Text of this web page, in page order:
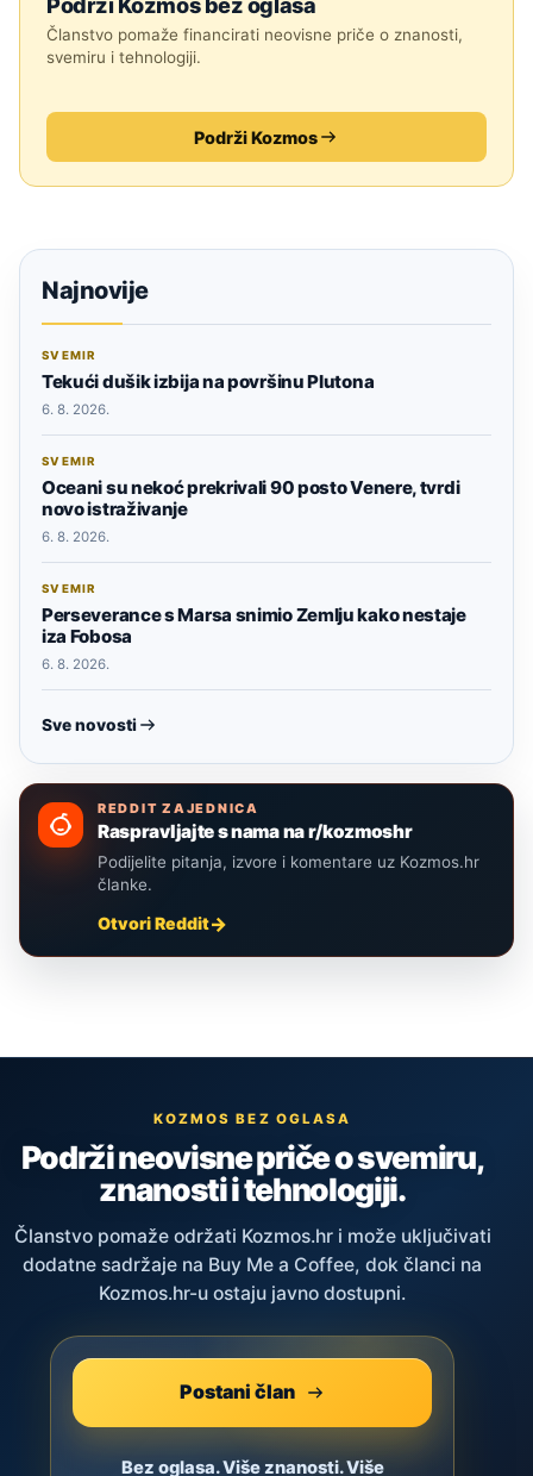
Podrži Kozmos bez oglasa
Članstvo pomaže financirati neovisne priče o znanosti,
svemiru i tehnologiji.
Podrži Kozmos
Najnovije
SVEMIR
Tekući dušik izbija na površinu Plutona
6. 8. 2026.
SVEMIR
Oceani su nekoć prekrivali 90 posto Venere, tvrdi
novo istraživanje
6. 8. 2026.
SVEMIR
Perseverance s Marsa snimio Zemlju kako nestaje
iza Fobosa
6. 8. 2026.
Sve novosti
REDDIT ZAJEDNICA
Raspravljajte s nama na r/kozmoshr
Podijelite pitanja, izvore i komentare uz Kozmos.hr
članke.
Otvori Reddit
KOZMOS BEZ OGLASA
Podrži neovisne priče o svemiru,
znanosti i tehnologiji.
Članstvo pomaže održati Kozmos.hr i može uključivati
dodatne sadržaje na Buy Me a Coffee, dok članci na
Kozmos.hr-u ostaju javno dostupni.
Postani član
Bez oglasa. Više znanosti. Više